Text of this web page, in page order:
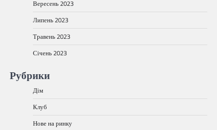
Вересень 2023
Липень 2023
Травень 2023
Січень 2023
Рубрики
Дім
Клуб
Нове на ринку